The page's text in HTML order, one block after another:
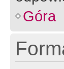
Góra